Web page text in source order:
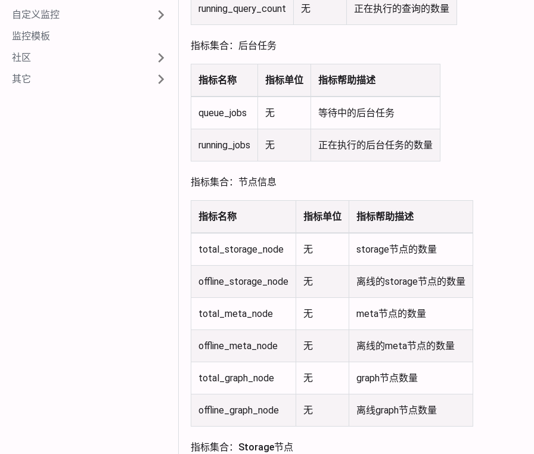
自定义监控
监控模板
社区
其它
running_query_count 无 正在执行的查询的数量
指标集合：后台任务
指标名称 指标单位 指标帮助描述
queue_jobs 无 等待中的后台任务
running_jobs 无 正在执行的后台任务的数量
指标集合：节点信息
指标名称 指标单位 指标帮助描述
total_storage_node 无 storage节点的数量
offline_storage_node 无 离线的storage节点的数量
total_meta_node 无 meta节点的数量
offline_meta_node 无 离线的meta节点的数量
total_graph_node 无 graph节点数量
offline_graph_node 无 离线graph节点数量
指标集合：Storage节点